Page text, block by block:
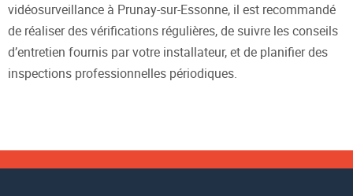
vidéosurveillance à Prunay-sur-Essonne, il est recommandé
de réaliser des vérifications régulières, de suivre les conseils
d’entretien fournis par votre installateur, et de planifier des
inspections professionnelles périodiques.